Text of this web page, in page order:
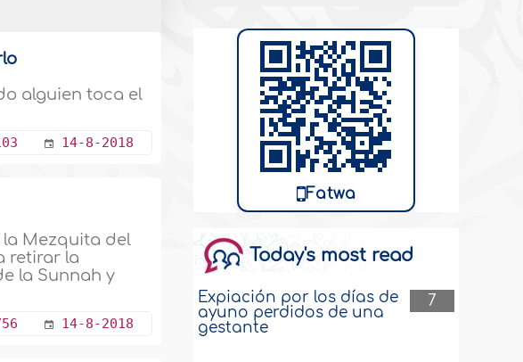
alguien toca el
14-8-2018
la Mezquita del
retirar la
la Sunnah y
14-8-2018
Fatwa
Today's most read
7
Expiación por los días de
ayuno perdidos de una
gestante